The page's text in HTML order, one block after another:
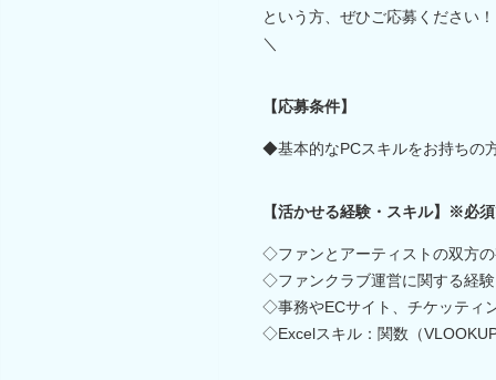
という方、ぜひご応募ください！
＼
【応募条件】
◆基本的なPCスキルをお持ちの
【活かせる経験・スキル】※必
◇ファンとアーティストの双方
◇ファンクラブ運営に関する経験
◇事務やECサイト、チケッティ
◇Excelスキル：関数（